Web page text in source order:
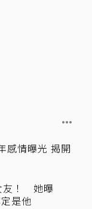
感情曝光 揭開
友！ 她曝
是他